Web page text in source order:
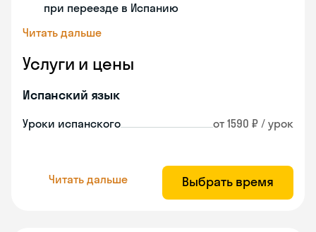
при переезде в Испанию
Читать дальше
Услуги и цены
Испанский язык
Уроки испанского от 1590 ₽ / урок
Читать дальше Выбрать время